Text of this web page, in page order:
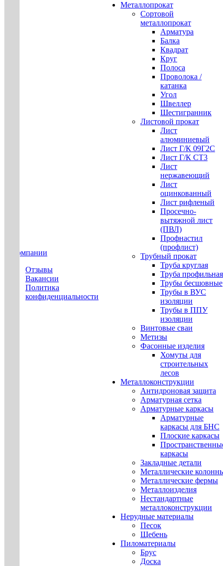
О компании
Отзывы
Вакансии
Политика
конфиденциальности
Металлопрокат
Сортовой
металлопрокат
Арматура
Балка
Квадрат
Круг
Полоса
Проволока /
катанка
Угол
Швеллер
Шестигранник
Листовой прокат
Лист
алюминиевый
Лист Г/К 09Г2С
Лист Г/К СТ3
Лист
нержавеющий
Лист
оцинкованный
Лист рифленый
Просечно-
вытяжной лист
(ПВЛ)
Профнастил
(профлист)
Трубный прокат
Труба круглая
Труба профильная
Трубы бесшовные
Трубы в ВУС
изоляции
Трубы в ППУ
изоляции
Винтовые сваи
Метизы
Фасонные изделия
Хомуты для
строительных
лесов
Металлоконструкции
Антидроновая защита
Арматурная сетка
Арматурные каркасы
Арматурные
каркасы для БНС
Плоские каркасы
каркасы
Закладные детали
Металлические
Металлические фермы
Металлоизделия
Нестандартные
металлоконструкции
Нерудные материалы
Песок
Щебень
Пиломатериалы
Брус
Доска